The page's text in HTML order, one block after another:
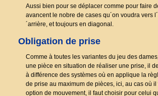
Aussi bien pour se déplacer comme pour faire
avancent le nobre de cases qu´on voudra vers
´arrière, et toujours en diagonal.
Obligation de prise
Comme à toutes les variantes du jeu des
une pièce en situation de réaliser une prise, il
à différence des systèmes où en applique la
de prise au maximum de pièces, ici, au cas où il
option de mouvement, il faut choisir pour celui